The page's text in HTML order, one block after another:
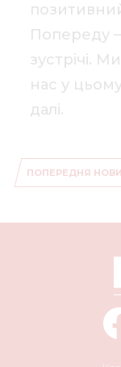
Попереду
зустрічі.
нас у
далі.
ПОПЕРЕДНЯ